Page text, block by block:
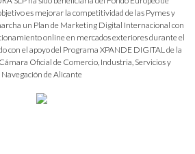
es mejorar la competitividad de las Pymes y
un Plan de Marketing Digital Internacional con
online en mercados exteriores durante el
con el apoyo del Programa XPANDE DIGITAL de la
Oficial de Comercio, Industria, Servicios y
Navegación de Alicante